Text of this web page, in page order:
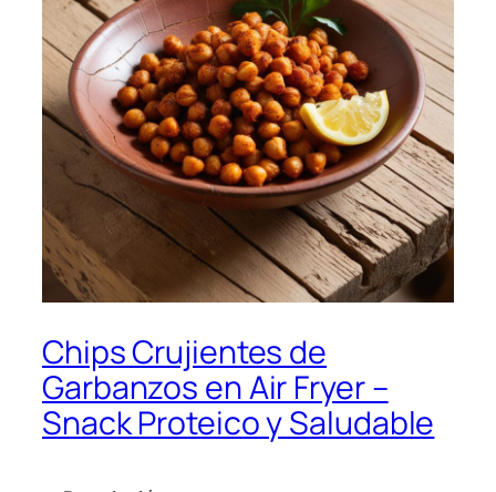
Chips Crujientes de
Garbanzos en Air Fryer –
Snack Proteico y Saludable